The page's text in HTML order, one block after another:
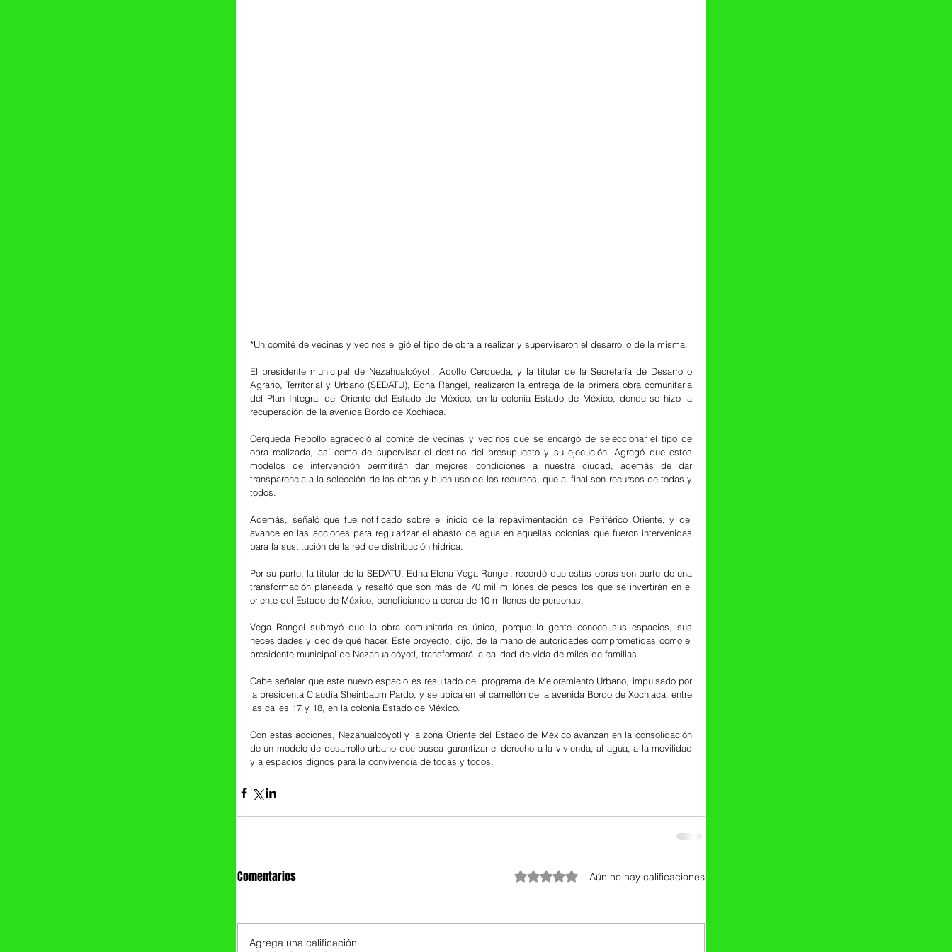
*Un comité de vecinas y vecinos eligió el tipo de obra a realizar y supervisaron el desarrollo de la misma.
El presidente municipal de Nezahualcóyotl, Adolfo Cerqueda, y la titular de la Secretaría de Desarrollo
Agrario, Territorial y Urbano (SEDATU), Edna Rangel, realizaron la entrega de la primera obra comunitaria
del Plan Integral del Oriente del Estado de México, en la colonia Estado de México, donde se hizo la
recuperación de la avenida Bordo de Xochiaca.
Cerqueda Rebollo agradeció al comité de vecinas y vecinos que se encargó de seleccionar el tipo de
obra realizada, así como de supervisar el destino del presupuesto y su ejecución. Agregó que estos
modelos de intervención permitirán dar mejores condiciones a nuestra ciudad, además de dar
transparencia a la selección de las obras y buen uso de los recursos, que al final son recursos de todas y
todos.
Además, señaló que fue notificado sobre el inicio de la repavimentación del Periférico Oriente, y del
avance en las acciones para regularizar el abasto de agua en aquellas colonias que fueron intervenidas
para la sustitución de la red de distribución hídrica.
Por su parte, la titular de la SEDATU, Edna Elena Vega Rangel, recordó que estas obras son parte de una
transformación planeada y resaltó que son más de 70 mil millones de pesos los que se invertirán en el
oriente del Estado de México, beneficiando a cerca de 10 millones de personas.
Vega Rangel subrayó que la obra comunitaria es única, porque la gente conoce sus espacios, sus
necesidades y decide qué hacer. Este proyecto, dijo, de la mano de autoridades comprometidas como el
presidente municipal de Nezahualcóyotl, transformará la calidad de vida de miles de familias.
Cabe señalar que este nuevo espacio es resultado del programa de Mejoramiento Urbano, impulsado por
la presidenta Claudia Sheinbaum Pardo, y se ubica en el camellón de la avenida Bordo de Xochiaca, entre
las calles 17 y 18, en la colonia Estado de México.
Con estas acciones, Nezahualcóyotl y la zona Oriente del Estado de México avanzan en la consolidación
de un modelo de desarrollo urbano que busca garantizar el derecho a la vivienda, al agua, a la movilidad
y a espacios dignos para la convivencia de todas y todos.
Comentarios Obtuvo 0 de 5 estrellas.Aún no hay calificaciones
Agrega una calificación